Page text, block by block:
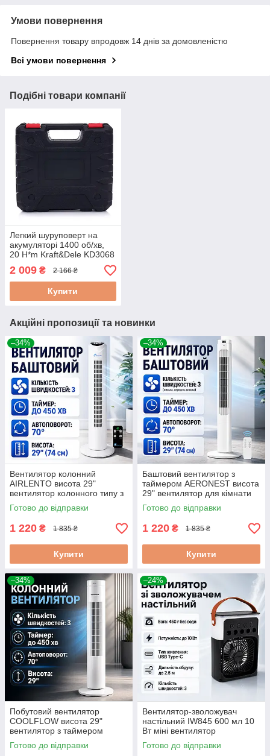
Умови повернення
Повернення товару впродовж 14 днів за домовленістю
Всі умови повернення
Подібні товари компанії
Легкий шуруповерт на
акумуляторі 1400 об/хв,
20 H*m Kraft&Dele KD3068
2 009 ₴ 2 166 ₴
Купити
Акційні пропозиції та новинки
–34%
Вентилятор колонний
AIRLENTO висота 29"
вентилятор колонного типу з
автоповоротом
Готово до відправки
1 220 ₴ 1 835 ₴
Купити
–34%
Баштовий вентилятор з
таймером AERONEST висота
29" вентилятор для кімнати
вентилятор підлоговий
колонний
Готово до відправки
1 220 ₴ 1 835 ₴
Купити
–34%
Побутовий вентилятор
COOLFLOW висота 29"
вентилятор з таймером
вертикальний вентилятор
Готово до відправки
–24%
Вентилятор-зволожувач
настільний IW845 600 мл 10
Вт міні вентилятор
настільний вентилятор з
підсвіткою usb
Готово до відправки